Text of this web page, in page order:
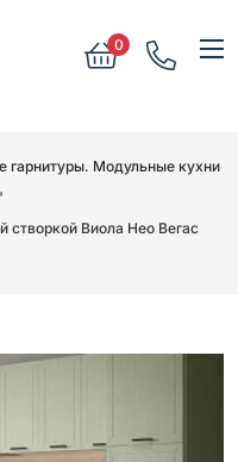
0
гарнитуры. Модульные кухни
створкой Виола Нео Вегас